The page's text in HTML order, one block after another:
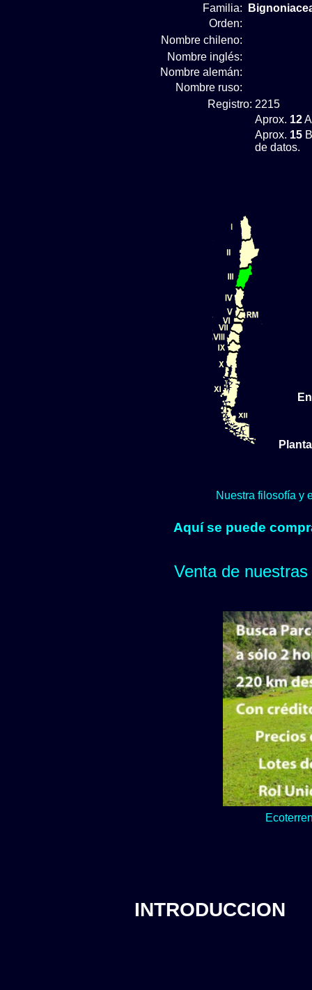
Familia:
Orden:
Nombre chileno:
Nombre inglés:
Nombre alemán:
Nombre ruso:
Registro: 2215
Aprox. 12
Aprox. 15
de datos.
Nuestra filosofía y
Aquí se puede
Venta de
Lo verde y
INTRODUCCION